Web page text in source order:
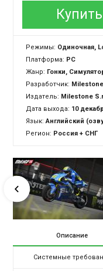
Купить
Режимы: Одиночная,
Платформа: PC
Жанр: Гонки,
Разработчик:
Издатель: Milestone
Дата выхода: 10
Язык:Английский
Регион: Россия + СНГ
Описание
Системные